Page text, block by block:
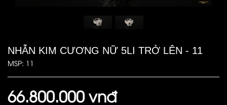
NHẪN KIM CƯƠNG NỮ 5LI TRỞ LÊN - 11
MSP: 11
66.800.000 vnđ